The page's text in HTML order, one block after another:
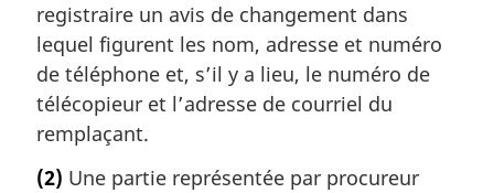
registraire un avis de changement dans
lequel figurent les nom, adresse et numéro
de téléphone et, s’il y a lieu, le numéro de
télécopieur et l’adresse de courriel du
remplaçant.
(2) Une partie représentée par procureur